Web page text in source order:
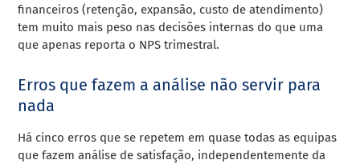
financeiros (retenção, expansão, custo de atendimento)
tem muito mais peso nas decisões internas do que uma
que apenas reporta o NPS trimestral.
Erros que fazem a análise não servir para
nada
Há cinco erros que se repetem em quase todas as equipas
que fazem análise de satisfação, independentemente da